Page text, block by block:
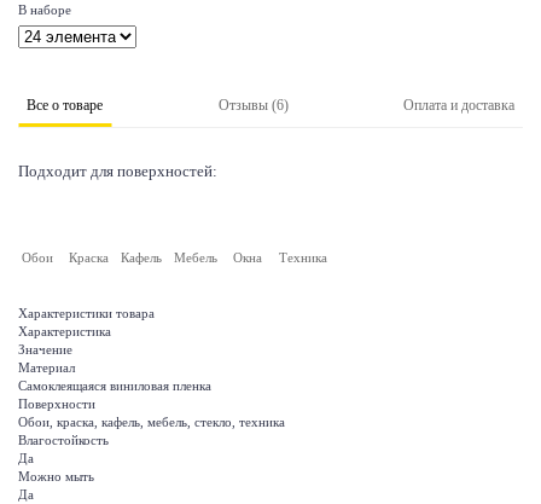
В наборе
Все о товаре Отзывы (6) Оплата и доставка
Подходит для поверхностей:
Обои Краска Кафель Мебель Окна Техника
Характеристики товара
Характеристика
Значение
Материал
Самоклеящаяся виниловая пленка
Поверхности
Обои, краска, кафель, мебель, стекло, техника
Влагостойкость
Да
Можно мыть
Да